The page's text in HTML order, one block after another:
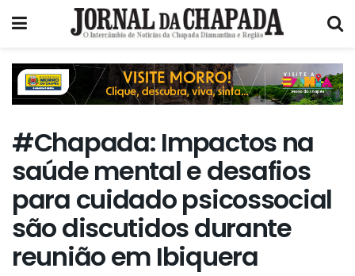
#Chapada: Impactos na
saúde mental e desafios
para cuidado psicossocial
são discutidos durante
reunião em Ibiquera